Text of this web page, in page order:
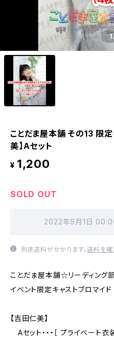
1
ことだま屋本舗 その13 限
美】Aセット
¥ 1,200
SOLD OUT
2022年9月1日
別途送料がかかります。送料を確
ことだま屋本舗☆リーディング
イベント限定キャストブロマイド
【吉田仁美】
Aセット・・・［ プライベート衣